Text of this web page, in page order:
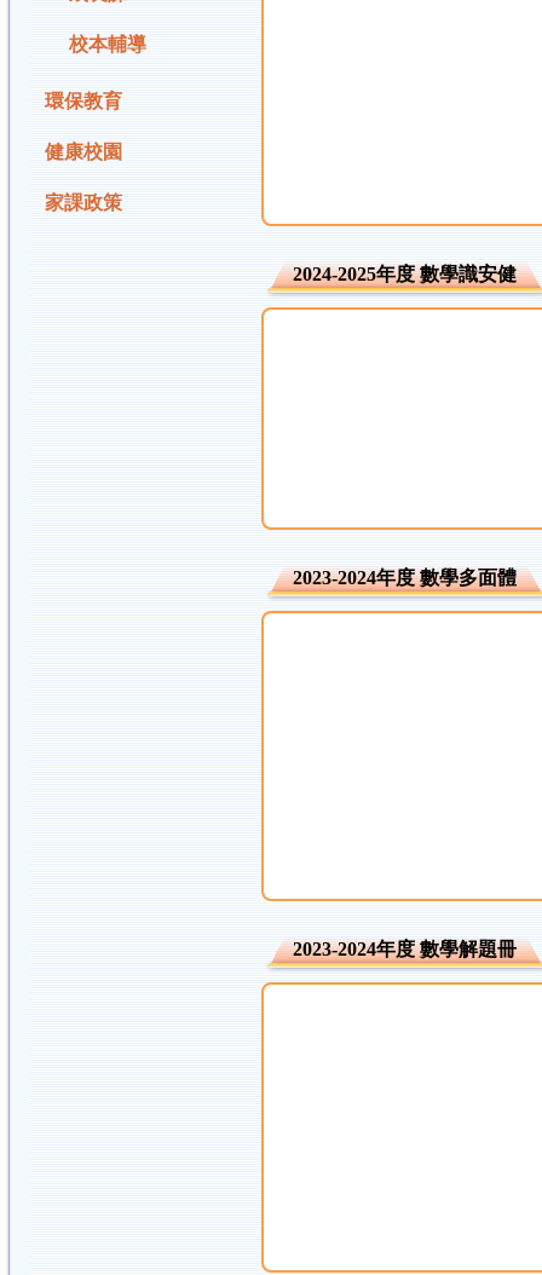
校本輔導
環保教育
健康校園
家課政策
2024-2025年度 數學識安健
2023-2024年度 數學多面體
2023-2024年度 數學解題冊